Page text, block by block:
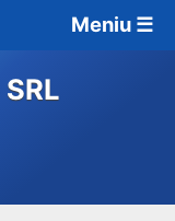
Meniu ☰